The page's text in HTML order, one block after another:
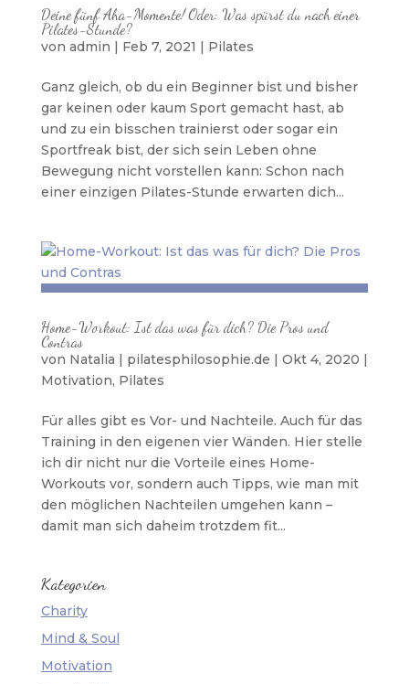
Deine fünf Aha-Momente! Oder: Was spürst du nach einer
Pilates-Stunde?
von admin | Feb 7, 2021 | Pilates
Ganz gleich, ob du ein Beginner bist und bisher
gar keinen oder kaum Sport gemacht hast, ab
und zu ein bisschen trainierst oder sogar ein
Sportfreak bist, der sich sein Leben ohne
Bewegung nicht vorstellen kann: Schon nach
einer einzigen Pilates-Stunde erwarten dich...
Home-Workout: Ist das was für dich? Die Pros und
Contras
von Natalia | pilatesphilosophie.de | Okt 4, 2020 |
Motivation, Pilates
Für alles gibt es Vor- und Nachteile. Auch für das
Training in den eigenen vier Wänden. Hier stelle
ich dir nicht nur die Vorteile eines Home-
Workouts vor, sondern auch Tipps, wie man mit
den möglichen Nachteilen umgehen kann –
damit man sich daheim trotzdem fit...
Kategorien
Charity
Mind & Soul
Motivation